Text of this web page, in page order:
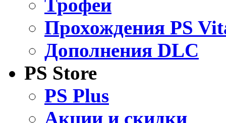
Трофеи
Прохождения PS
Дополнения DLC
PS Store
PS Plus
Акции и скидки